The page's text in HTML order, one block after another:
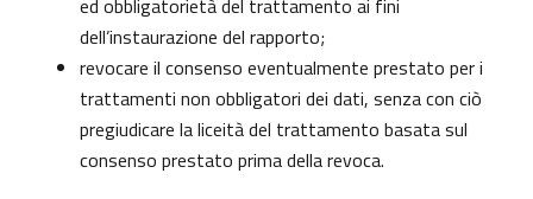
dell’instaurazione del rapporto;
revocare il consenso eventualmente prestato per i
trattamenti non obbligatori dei dati, senza con ciò
pregiudicare la liceità del trattamento basata sul
consenso prestato prima della revoca.